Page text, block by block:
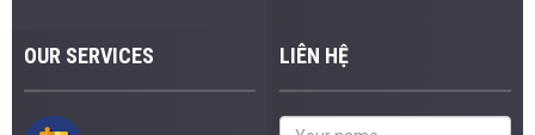
OUR SERVICES LIÊN HỆ